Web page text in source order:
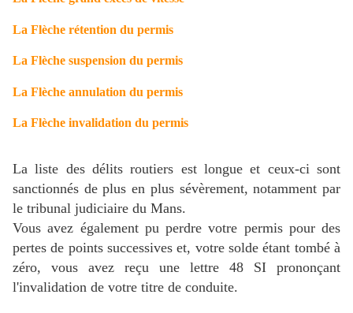
La Flèche rétention du permis
La Flèche suspension du permis
La Flèche annulation du permis
La Flèche invalidation du permis
La liste des délits routiers est longue et ceux-ci sont
sanctionnés de plus en plus sévèrement, notamment par
le tribunal judiciaire du Mans.
Vous avez également pu perdre votre permis pour des
pertes de points successives et, votre solde étant tombé à
zéro, vous avez reçu une lettre 48 SI prononçant
l'invalidation de votre titre de conduite.